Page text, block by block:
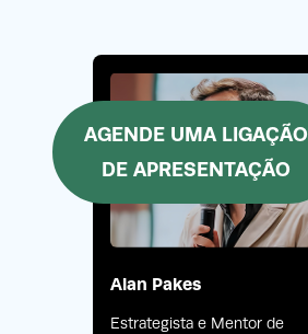
AGENDE UMA LIGAÇÃO
DE APRESENTAÇÃO
Alan Pakes
Estrategista e Mentor de